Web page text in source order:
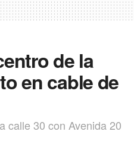
de la
en cable de
calle 30 con Avenida 20